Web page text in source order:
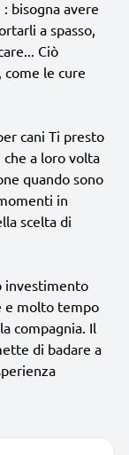
bisogna avere
a spasso,
Ciò
come le cure
cani Ti presto
a loro volta
quando sono
in
scelta di
investimento
e molto tempo
compagnia. Il
di badare a